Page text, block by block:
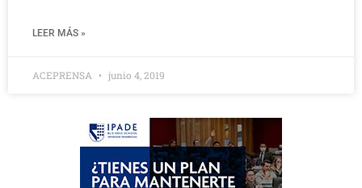
LEER MÁS »
ACEPRENSA junio 4, 2019